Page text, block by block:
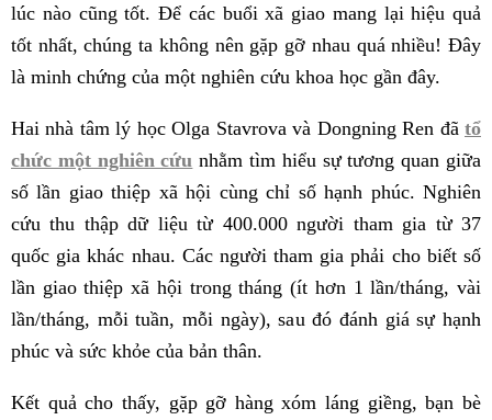
lúc nào cũng tốt. Để các buổi xã giao mang lại hiệu quả
tốt nhất, chúng ta không nên gặp gỡ nhau quá nhiều! Đây
là minh chứng của một nghiên cứu khoa học gần đây.
Hai nhà tâm lý học Olga Stavrova và Dongning Ren đã tổ
chức một nghiên cứu nhằm tìm hiểu sự tương quan giữa
số lần giao thiệp xã hội cùng chỉ số hạnh phúc. Nghiên
cứu thu thập dữ liệu từ 400.000 người tham gia từ 37
quốc gia khác nhau. Các người tham gia phải cho biết số
lần giao thiệp xã hội trong tháng (ít hơn 1 lần/tháng, vài
lần/tháng, mỗi tuần, mỗi ngày), sau đó đánh giá sự hạnh
phúc và sức khỏe của bản thân.
Kết quả cho thấy, gặp gỡ hàng xóm láng giềng, bạn bè